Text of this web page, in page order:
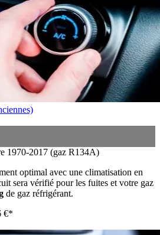
1970-2017 (gaz R134A)
optimal avec une climatisation en
sera vérifié pour les fuites et votre gaz
de gaz réfrigérant.
€*